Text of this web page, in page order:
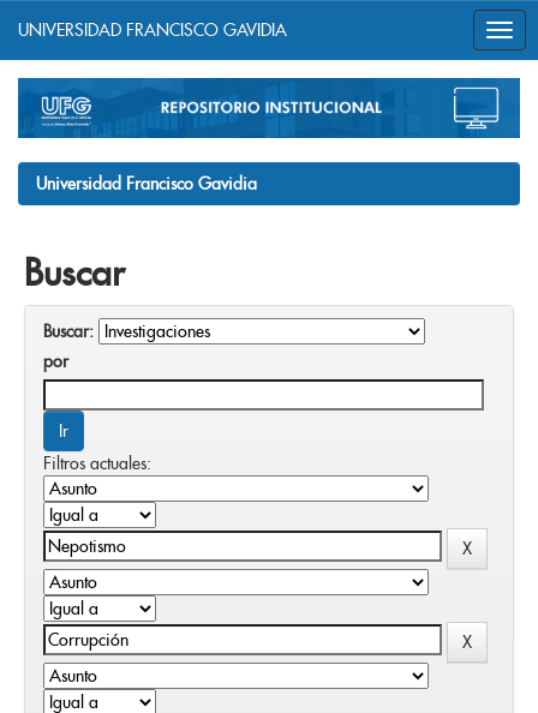
navigation
UNIVERSIDAD FRANCISCO GAVIDIA
Universidad Francisco Gavidia
Buscar
Buscar:
por
Filtros actuales: